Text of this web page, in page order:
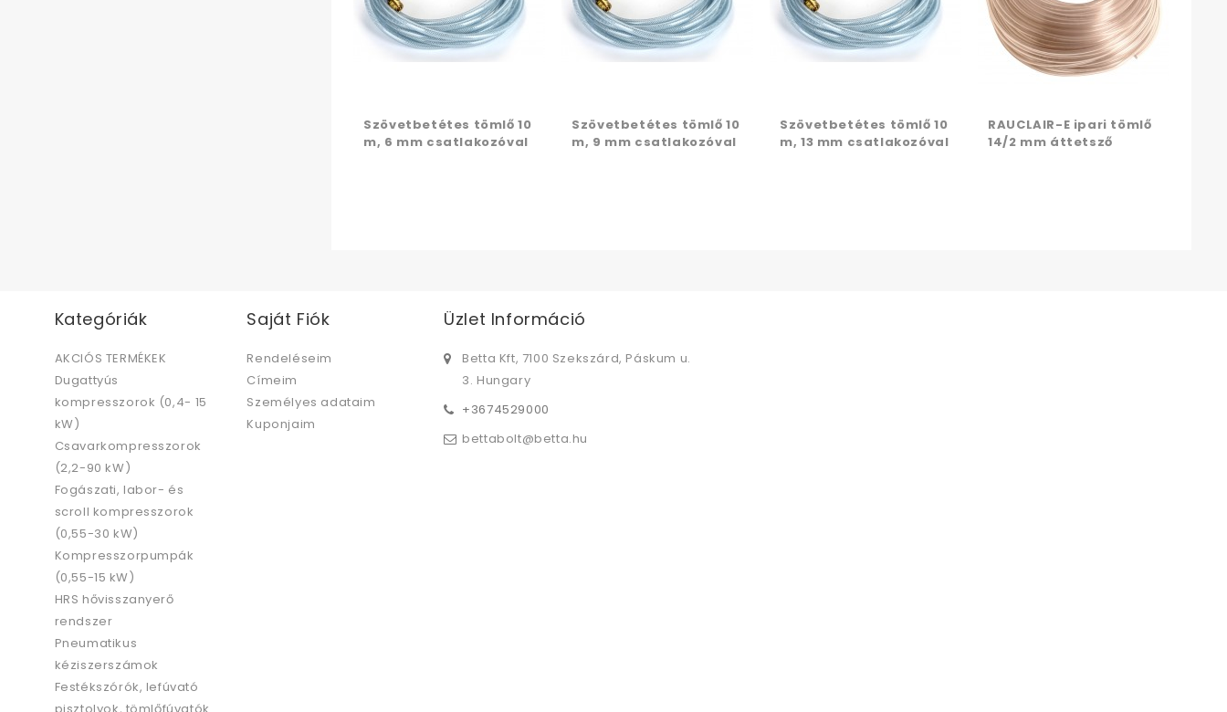
Szövetbetétes tömlő 10
m, 6 mm csatlakozóval
Szövetbetétes tömlő 10
m, 9 mm csatlakozóval
Szövetbetétes tömlő 10
m, 13 mm csatlakozóval
RAUCLAIR-E ipari tömlő
14/2 mm áttetsző
Kategóriák
AKCIÓS TERMÉKEK
Dugattyús
kompresszorok (0,4- 15
kW)
Csavarkompresszorok
(2,2-90 kW)
Fogászati, labor- és
scroll kompresszorok
(0,55-30 kW)
Kompresszorpumpák
(0,55-15 kW)
HRS hővisszanyerő
rendszer
Pneumatikus
kéziszerszámok
Festékszórók, lefúvató
Saját Fiók
Rendeléseim
Címeim
Személyes adataim
Kuponjaim
Üzlet Információ
Betta Kft, 7100 Szekszárd, Páskum u.
3. Hungary
+3674529000
bettabolt@betta.hu